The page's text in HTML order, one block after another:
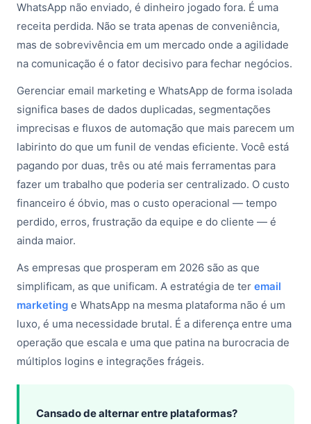
WhatsApp não enviado, é dinheiro jogado fora. É uma
receita perdida. Não se trata apenas de conveniência,
mas de sobrevivência em um mercado onde a agilidade
na comunicação é o fator decisivo para fechar negócios.
Gerenciar email marketing e WhatsApp de forma isolada
significa bases de dados duplicadas, segmentações
imprecisas e fluxos de automação que mais parecem um
labirinto do que um funil de vendas eficiente. Você está
pagando por duas, três ou até mais ferramentas para
fazer um trabalho que poderia ser centralizado. O custo
financeiro é óbvio, mas o custo operacional — tempo
perdido, erros, frustração da equipe e do cliente — é
ainda maior.
As empresas que prosperam em 2026 são as que
simplificam, as que unificam. A estratégia de ter email
marketing e WhatsApp na mesma plataforma não é um
luxo, é uma necessidade brutal. É a diferença entre uma
operação que escala e uma que patina na burocracia de
múltiplos logins e integrações frágeis.
Cansado de alternar entre plataformas?